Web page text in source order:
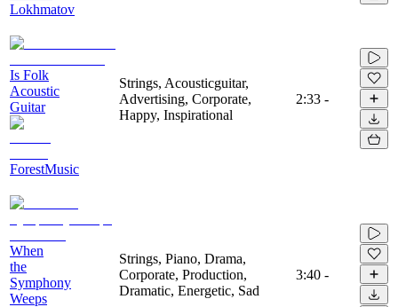
Lokhmatov
Is Folk
Acoustic
Guitar
ForestMusic
Strings, Acousticguitar,
Advertising, Corporate,
Happy, Inspirational
2:33 -
When
the
Symphony
Weeps
Strings, Piano, Drama,
Corporate, Production,
Dramatic, Energetic, Sad
3:40 -